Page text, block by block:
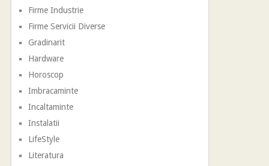
Firme Industrie
Firme Servicii Diverse
Gradinarit
Hardware
Horoscop
Imbracaminte
Incaltaminte
Instalatii
LifeStyle
Literatura